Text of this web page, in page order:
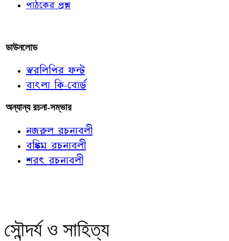
পাঠকের প্রশ্ন
ডাউনলোড
স্বরলিপির ফন্ট
বাংলা কি-বোর্ড
অন্যান্য রচনা-সম্ভার
নজরুল রচনাবলী
বঙ্কিম রচনাবলী
শরৎ রচনাবলী
সৌন্দর্য ও সাহিত্য